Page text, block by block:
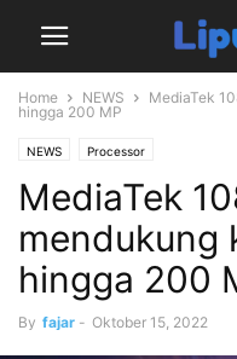
Home NEWS
MediaTek
hingga 200 MP
NEWS Processor
MediaTek
mendukung
hingga 200
By fajar - Oktober 15, 2022